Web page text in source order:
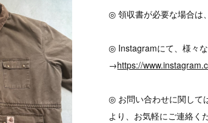
◎ 領収書が必要な場合は
◎ Instagramにて、様々
→https://
◎ お問い合わせに関して
より、お気軽にご連絡く